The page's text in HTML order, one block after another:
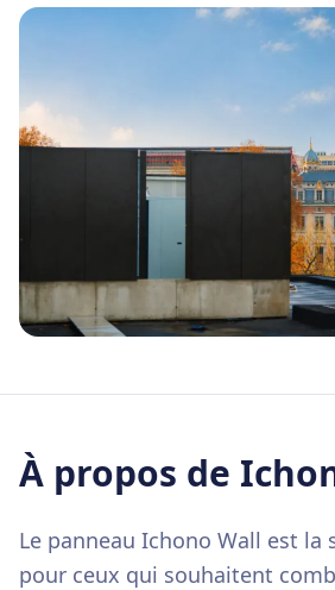
À propos de
Le panneau Ichono Wall est la
pour ceux qui souhaitent